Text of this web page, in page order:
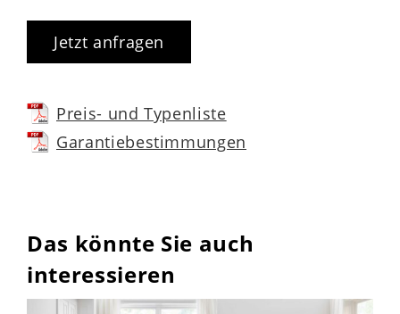
Jetzt anfragen
Preis- und Typenliste
Garantiebestimmungen
Das könnte Sie auch
interessieren